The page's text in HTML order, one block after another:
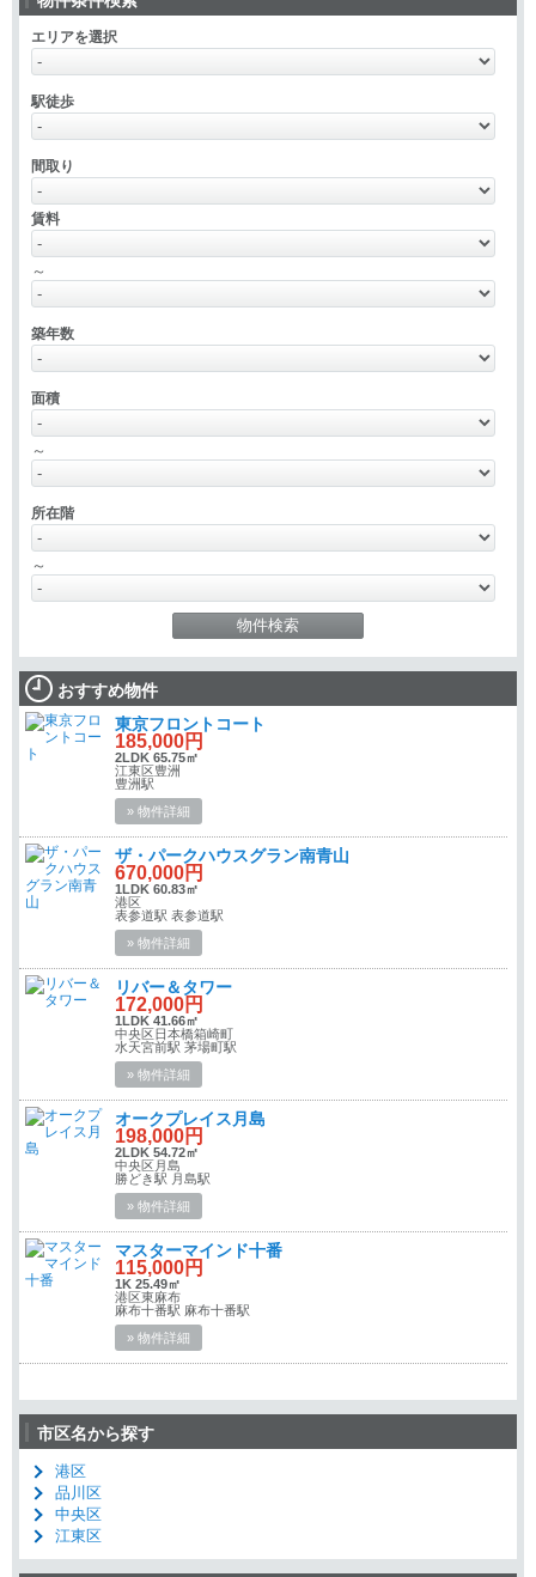
エリアを選択
駅徒歩
間取り
賃料
～
築年数
面積
～
所在階
～
おすすめ物件
東京フロントコート
185,000円
2LDK 65.75㎡
江東区豊洲
豊洲駅
» 物件詳細
ザ・パークハウスグラン南青山
670,000円
1LDK 60.83㎡
港区
表参道駅 表参道駅
» 物件詳細
リバー＆タワー
172,000円
1LDK 41.66㎡
中央区日本橋箱崎町
水天宮前駅 茅場町駅
» 物件詳細
オークプレイス月島
198,000円
2LDK 54.72㎡
中央区月島
勝どき駅 月島駅
» 物件詳細
マスターマインド十番
115,000円
1K 25.49㎡
港区東麻布
麻布十番駅 麻布十番駅
» 物件詳細
市区名から探す
港区
品川区
中央区
江東区